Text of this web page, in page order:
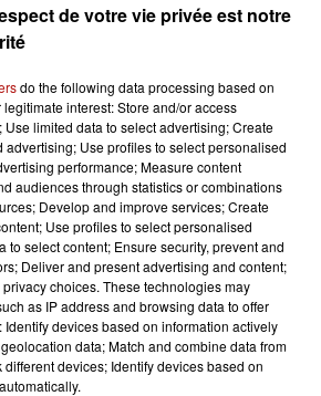
ses nouveaux ambassadeurs
de votre vie privée est notre
do the following data processing based on
interest: Store and/or access
limited data to select advertising; Create
Use profiles to select personalised
performance; Measure content
audiences through statistics or combinations
Develop and improve services; Create
Use profiles to select personalised
to select content; Ensure security, prevent and
Deliver and present advertising and content;
choices. These technologies may
as IP address and browsing data to offer
devices based on information actively
data; Match and combine data from
devices; Identify devices based on